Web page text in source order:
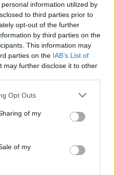
information utilized by
to third parties prior to
opt-out of the further
by third parties on the
This information may
parties on the IAB’s List of
may further disclose it to other
uses one or more Google
behaviour. You may click to
and its third-party tags to
purposes in below Google
Opt Outs
of my
of my
- ポケットモンスター)
konzolra tervezett játék
1990-es évek közepén